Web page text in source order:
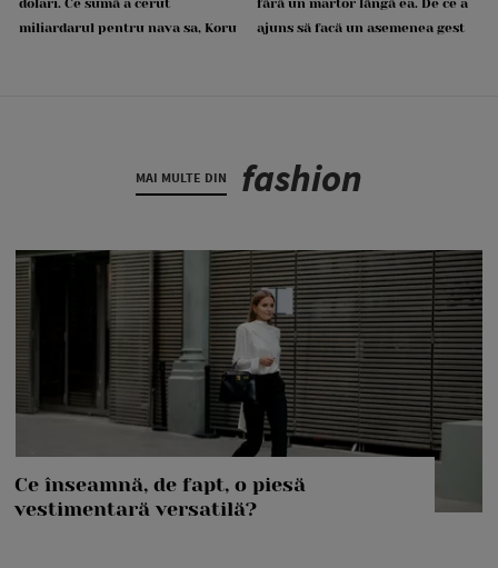
dolari. Ce sumă a cerut
miliardarul pentru nava sa, Koru
fără un martor lângă ea. De ce a
ajuns să facă un asemenea gest
MAI MULTE DIN fashion
Ce înseamnă, de fapt, o piesă
vestimentară versatilă?